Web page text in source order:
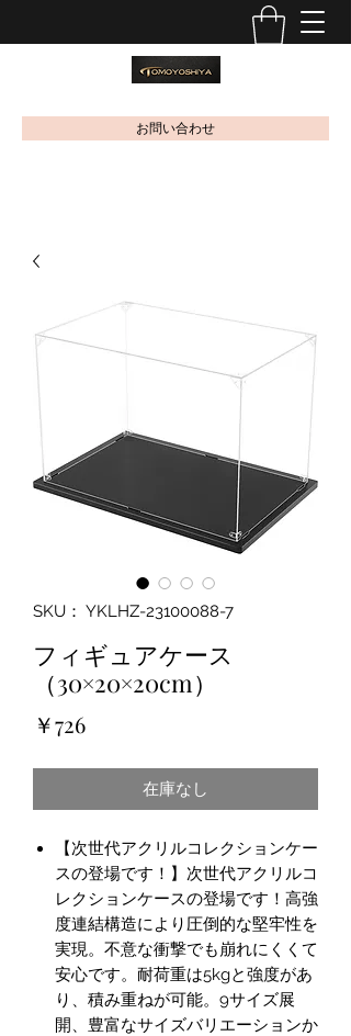
お問い合わせ
SKU： YKLHZ-23100088-7
フィギュアケース
（30×20×20cm）
￥726価
在庫なし
【次世代アクリルコレクションケー
スの登場です！】次世代アクリルコ
レクションケースの登場です！高強
度連結構造により圧倒的な堅牢性を
実現。不意な衝撃でも崩れにくくて
安心です。耐荷重は5kgと強度があ
り、積み重ねが可能。9サイズ展
開、豊富なサイズバリエーションか